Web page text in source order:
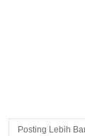
Posting Lebih